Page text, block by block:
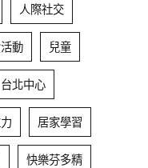
人際社交
動 兒童
台北中心
居家學習
快樂芬多精